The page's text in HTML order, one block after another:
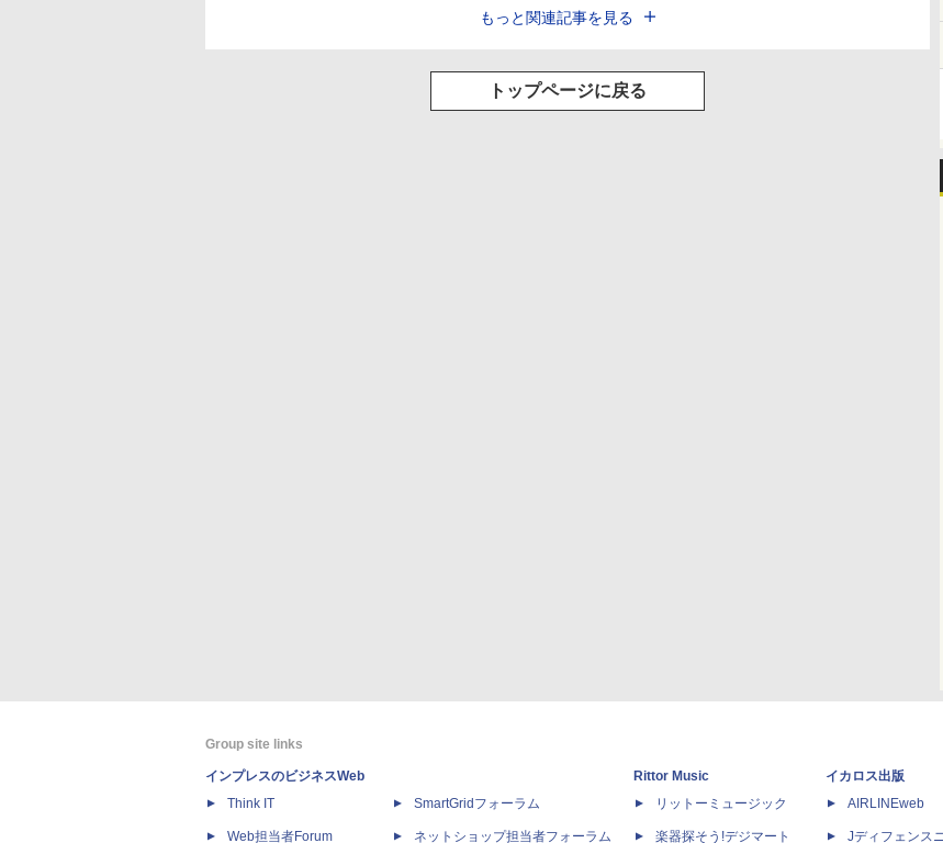
もっと関連記事を見る
トップページに戻る
Group site links
インプレスのビジネスWeb
Think IT
Web担当者Forum
SmartGridフォーラム
ネットショップ担当者フォーラム
Rittor Music
リットーミュージック
楽器探そう!デジマート
イカロス出版
AIRLINEweb
Jディフェンス